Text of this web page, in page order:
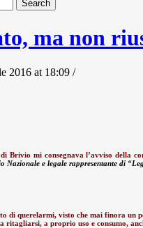
ma non
2016 at 18:09 /
Brivio mi consegnava l’avviso della
e legale rappresentante di
di querelarmi, visto che mai finora
a proprio uso e consumo,